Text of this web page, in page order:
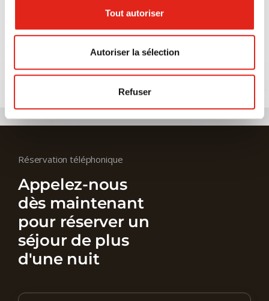
Tout autoriser
Autoriser la sélection
Refuser
Réservez maintenant
Réservation téléphonique
Appelez-nous
dès maintenant
pour réserver un
séjour de plus
d'une nuit